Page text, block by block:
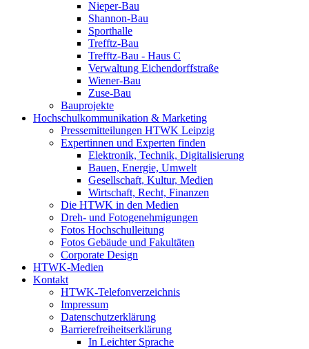
Nieper-Bau
Shannon-Bau
Sporthalle
Trefftz-Bau
Trefftz-Bau - Haus C
Verwaltung Eichendorffstraße
Wiener-Bau
Zuse-Bau
Bauprojekte
Hochschulkommunikation & Marketing
Pressemitteilungen HTWK Leipzig
Expertinnen und Experten finden
Elektronik, Technik, Digitalisierung
Bauen, Energie, Umwelt
Gesellschaft, Kultur, Medien
Wirtschaft, Recht, Finanzen
Die HTWK in den Medien
Dreh- und Fotogenehmigungen
Fotos Hochschulleitung
Fotos Gebäude und Fakultäten
Corporate Design
HTWK-Medien
Kontakt
HTWK-Telefonverzeichnis
Impressum
Datenschutzerklärung
Barrierefreiheitserklärung
In Leichter Sprache